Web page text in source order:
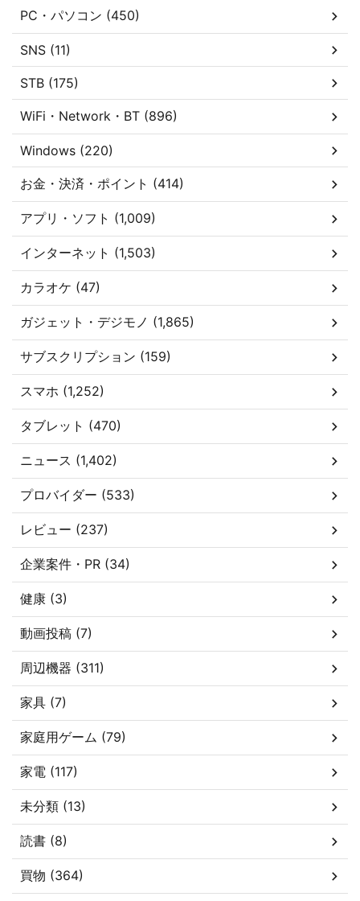
PC・パソコン (450)
SNS (11)
STB (175)
WiFi・Network・BT (896)
Windows (220)
お金・決済・ポイント (414)
アプリ・ソフト (1,009)
インターネット (1,503)
カラオケ (47)
ガジェット・デジモノ (1,865)
サブスクリプション (159)
スマホ (1,252)
タブレット (470)
ニュース (1,402)
プロバイダー (533)
レビュー (237)
企業案件・PR (34)
健康 (3)
動画投稿 (7)
周辺機器 (311)
家具 (7)
家庭用ゲーム (79)
家電 (117)
未分類 (13)
読書 (8)
買物 (364)